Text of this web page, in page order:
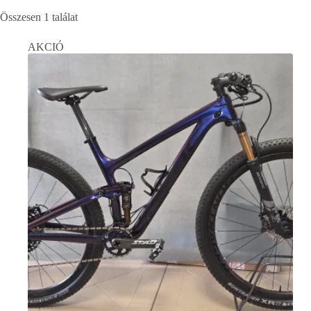
Összesen 1 találat
AKCIÓ